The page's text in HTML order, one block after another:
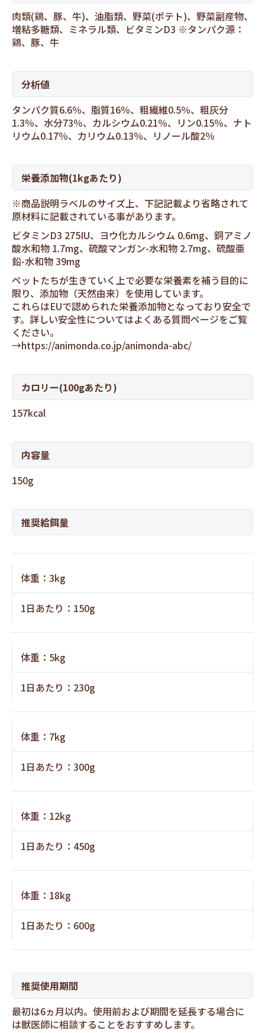
肉類(鶏、豚、牛)、油脂類、野菜(ポテト)、野菜副産物、
増粘多糖類、ミネラル類、ビタミンD3 ※タンパク源：
鶏、豚、牛
分析値
タンパク質6.6％、脂質16％、粗繊維0.5％、粗灰分
1.3％、水分73％、カルシウム0.21％、リン0.15％、ナト
リウム0.17％、カリウム0.13％、リノール酸2％
栄養添加物(1kgあたり)
※商品説明ラベルのサイズ上、下記記載より省略されて
原材料に記載されている事があります。
ビタミンD3 275IU、ヨウ化カルシウム 0.6mg、銅アミノ
酸水和物 1.7mg、硫酸マンガン-水和物 2.7mg、硫酸亜
鉛-水和物 39mg
ペットたちが生きていく上で必要な栄養素を補う目的に
限り、添加物（天然由来）を使用しています。
これらはEUで認められた栄養添加物となっており安全で
す。詳しい安全性についてはよくある質問ページをご覧
ください。
→https://animonda.co.jp/animonda-abc/
カロリー(100gあたり)
157kcal
内容量
150g
推奨給餌量
体重：3kg
1日あたり：150g
体重：5kg
1日あたり：230g
体重：7kg
1日あたり：300g
体重：12kg
1日あたり：450g
体重：18kg
1日あたり：600g
推奨使用期間
最初は6ヵ月以内。使用前および期間を延長する場合に
は獣医師に相談することをおすすめします。